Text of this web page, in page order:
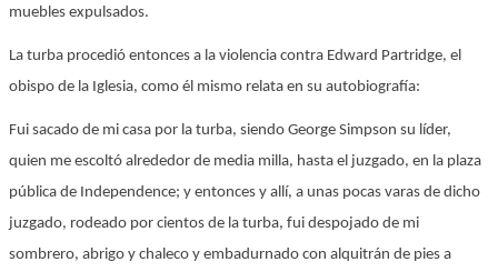
muebles expulsados.
La turba procedió entonces a la violencia contra Edward Partridge, el
obispo de la Iglesia, como él mismo relata en su autobiografía:
Fui sacado de mi casa por la turba, siendo George Simpson su líder,
quien me escoltó alrededor de media milla, hasta el juzgado, en la plaza
pública de Independence; y entonces y allí, a unas pocas varas de dicho
juzgado, rodeado por cientos de la turba, fui despojado de mi
sombrero, abrigo y chaleco y embadurnado con alquitrán de pies a